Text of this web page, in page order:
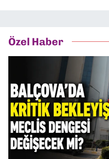
Özel Haber